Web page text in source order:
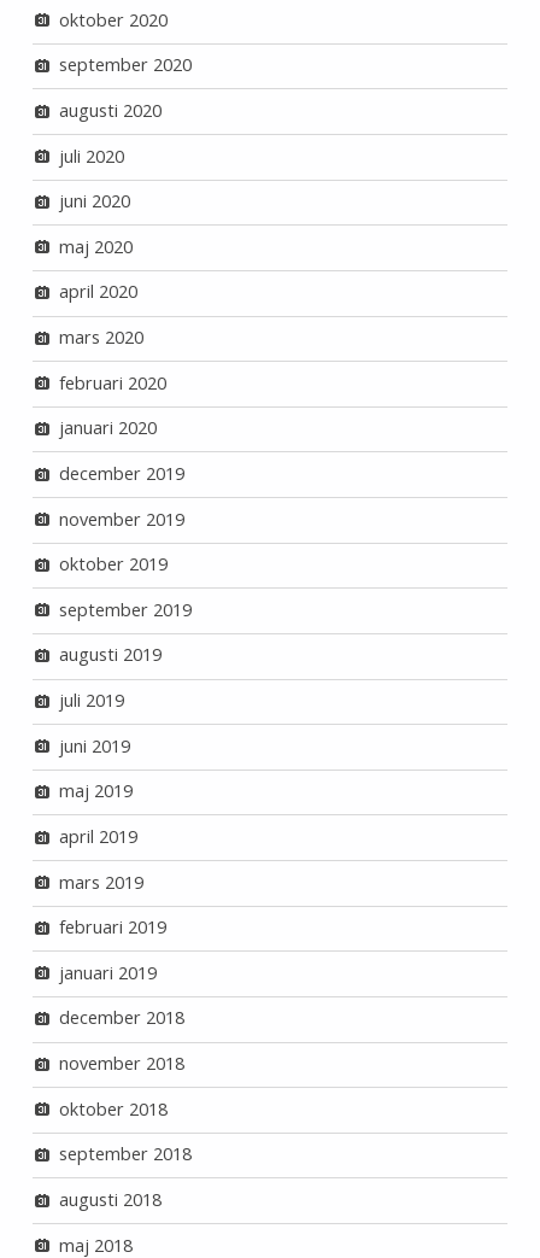
oktober 2020
september 2020
augusti 2020
juli 2020
juni 2020
maj 2020
april 2020
mars 2020
februari 2020
januari 2020
december 2019
november 2019
oktober 2019
september 2019
augusti 2019
juli 2019
juni 2019
maj 2019
april 2019
mars 2019
februari 2019
januari 2019
december 2018
november 2018
oktober 2018
september 2018
augusti 2018
maj 2018